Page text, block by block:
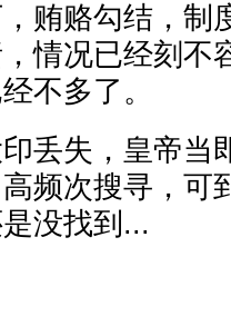
贿赂勾结，制
情况已经刻不
不多了。
丢失，皇帝当
频次搜寻，可
没找到...